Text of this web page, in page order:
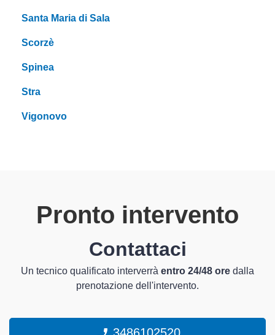
Santa Maria di Sala
Scorzè
Spinea
Stra
Vigonovo
Pronto intervento
Contattaci
Un tecnico qualificato interverrà entro 24/48 ore dalla
prenotazione dell'intervento.